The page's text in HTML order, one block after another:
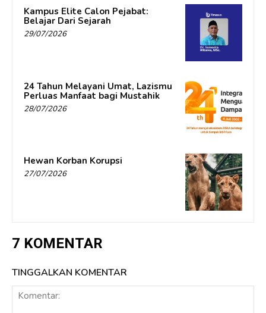
Kampus Elite Calon Pejabat:
Belajar Dari Sejarah
29/07/2026
24 Tahun Melayani Umat, Lazismu
Perluas Manfaat bagi Mustahik
28/07/2026
Hewan Korban Korupsi
27/07/2026
7 KOMENTAR
TINGGALKAN KOMENTAR